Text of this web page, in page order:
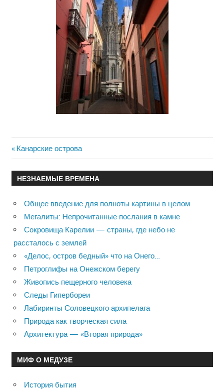
Навигация
по
записям
Previous
Post:
Канарские острова
НЕЗНАЕМЫЕ ВРЕМЕНА
Общее введение для полноты картины в целом
Мегалиты: Непрочитанные послания в камне
Сокровища Карелии — страны, где небо не
рассталось с землей
«Делос, остров бедный» что на Онего…
Петроглифы на Онежском берегу
Живопись пещерного человека
Следы Гипербореи
Лабиринты Соловецкого архипелага
Природа как творческая сила
Архитектура — «Вторая природа»
МИФ О МЕДУЗЕ
История бытия